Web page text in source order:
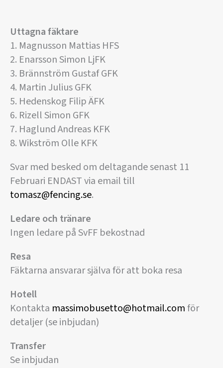
Uttagna fäktare
1. Magnusson Mattias HFS
2. Enarsson Simon LjFK
3. Brännström Gustaf GFK
4. Martin Julius GFK
5. Hedenskog Filip ÄFK
6. Rizell Simon GFK
7. Haglund Andreas KFK
8. Wikström Olle KFK
Svar med besked om deltagande senast 11
Februari ENDAST via email till
tomasz@fencing.se.
Ledare och tränare
Ingen ledare på SvFF bekostnad
Resa
Fäktarna ansvarar själva för att boka resa
Hotell
Kontakta massimobusetto@hotmail.comför
detaljer (se inbjudan)
Transfer
Se inbjudan